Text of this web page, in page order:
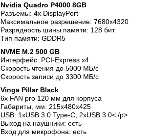
Nvidia Quadro P4000 8GB
Разъемы: 4х DisplayPort
Максимальное разрешение: 7680x4320
Разрядность шины памяти: 128 бит
Тип памяти: GDDR5
NVME M.2 500 GB
Интерфейс: PCI-Express x4
Скорость чтения до 5000 МБ/с
Скорость записи до 3300 МБ/с
Vinga Pillar Black
6x FAN pro 120 мм для корпуса
Габариты, мм: 215x480x425
USB: 1хUSB 3.0 Type-C, 2хUSB 3.0< /p>
Выход на наушники: есть
Вход для микрофона: есть